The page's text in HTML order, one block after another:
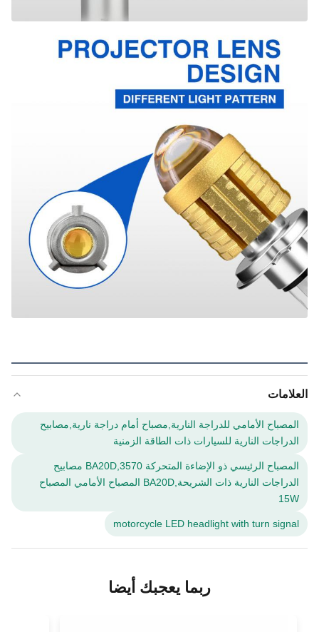
العلامات
المصباح الأمامي للدراجة النارية,مصباح أمام دراجة نارية,مصابيح
الدراجات النارية للسيارات ذات الطاقة الزمنية
المصباح الرئيسي ذو الإضاءة المتحركة BA20D,3570 مصابيح
الدراجات النارية ذات الشريحة,BA20D المصباح الأمامي المصباح
15W
motorcycle LED headlight with turn signal
ربما يعجبك أيضا